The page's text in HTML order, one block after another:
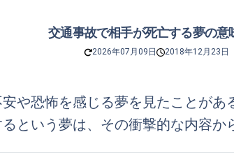
交通事故で相手が死亡する夢の意
2026年07月09日 2018年12月23日
や恐怖を感じる夢を見たことがあ
という夢は、その衝撃的な内容か